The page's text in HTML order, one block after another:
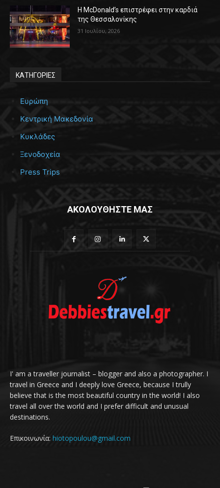
Η McDonald’s επιστρέφει στην καρδιά
της Θεσσαλονίκης
31 Ιουλίου, 2026
ΚΑΤΗΓΟΡΙΕΣ
Ευρώπη
Κεντρική Μακεδονία
Κυκλάδες
Ξενοδοχεία
Press Trips
ΑΚΟΛΟΥΘΗΣΤΕ ΜΑΣ
I' am a traveller journalist – blogger and also a photographer. I
travel in Greece and I deeply love Greece, because I trully
believe that is the most beautiful country in the world! I also
travel all over the world and I prefer difficult and unusual
destinations.
Επικοινωνία: hiotopoulou@gmail.com